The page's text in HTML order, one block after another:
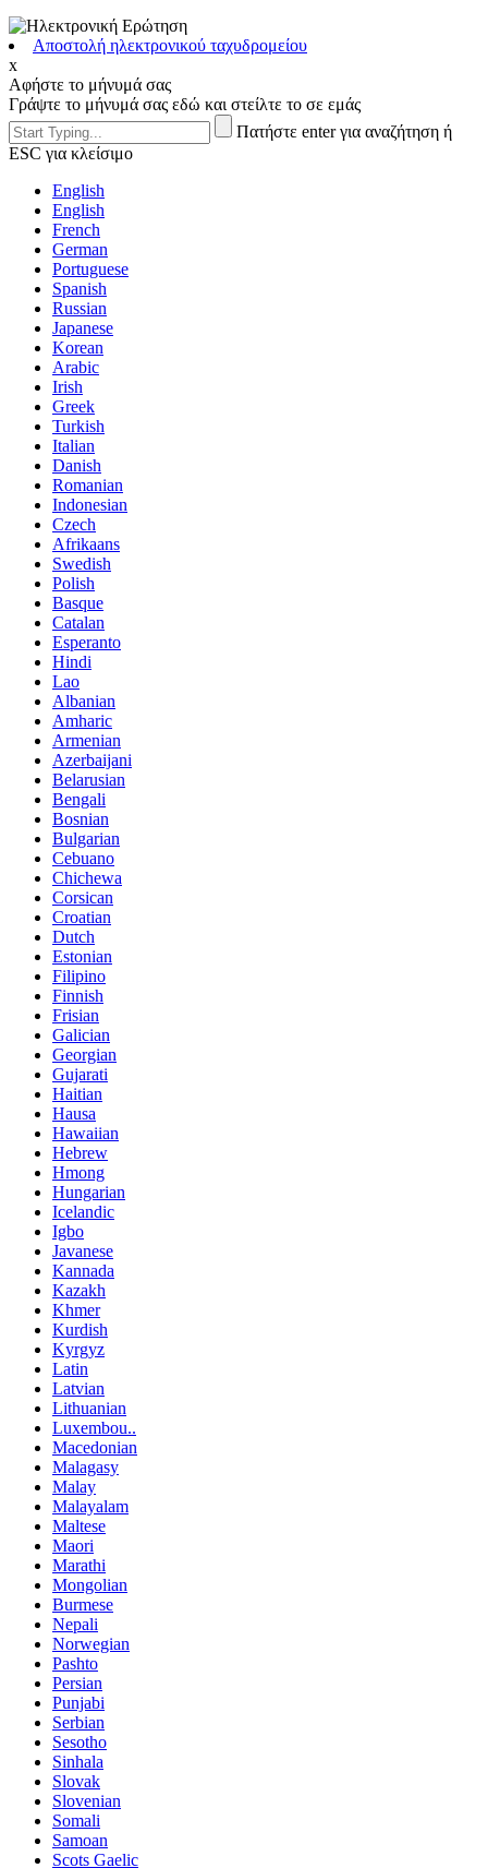
Αποστολή ηλεκτρονικού ταχυδρομείου
x
Αφήστε το μήνυμά σας
Γράψτε το μήνυμά σας εδώ και στείλτε το σε εμάς
Πατήστε enter για αναζήτηση ή
ESC για κλείσιμο
English
English
French
German
Portuguese
Spanish
Russian
Japanese
Korean
Arabic
Irish
Greek
Turkish
Italian
Danish
Romanian
Indonesian
Czech
Afrikaans
Swedish
Polish
Basque
Catalan
Esperanto
Hindi
Lao
Albanian
Amharic
Armenian
Azerbaijani
Belarusian
Bengali
Bosnian
Bulgarian
Cebuano
Chichewa
Corsican
Croatian
Dutch
Estonian
Filipino
Finnish
Frisian
Galician
Georgian
Gujarati
Haitian
Hausa
Hawaiian
Hebrew
Hmong
Hungarian
Icelandic
Igbo
Javanese
Kannada
Kazakh
Khmer
Kurdish
Kyrgyz
Latin
Latvian
Lithuanian
Luxembou..
Macedonian
Malagasy
Malay
Malayalam
Maltese
Maori
Marathi
Mongolian
Burmese
Nepali
Norwegian
Pashto
Persian
Punjabi
Serbian
Sesotho
Sinhala
Slovak
Slovenian
Somali
Samoan
Scots Gaelic